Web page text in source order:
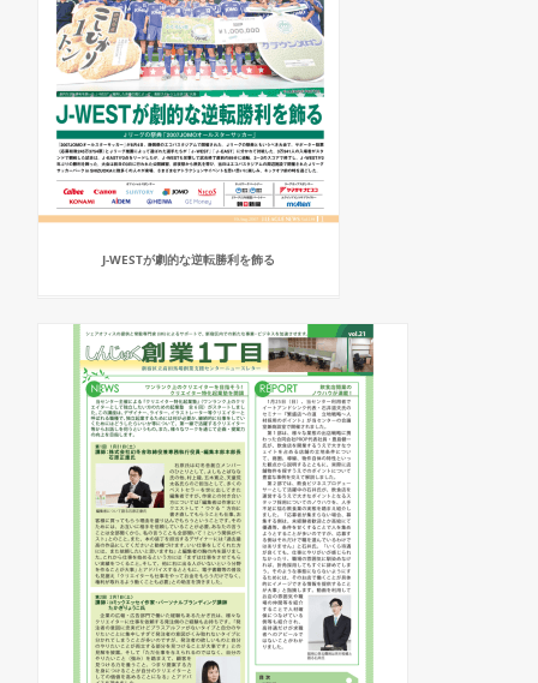
J-WESTが劇的な逆転勝利を飾る